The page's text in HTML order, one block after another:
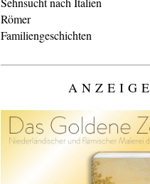
Römer
Familiengeschichten
ANZEIGE